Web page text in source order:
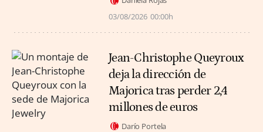
03/08/2026 00:00h
Jean-Christophe Queyroux
deja la dirección de
Majorica tras perder 2,4
millones de euros
Darío Portela